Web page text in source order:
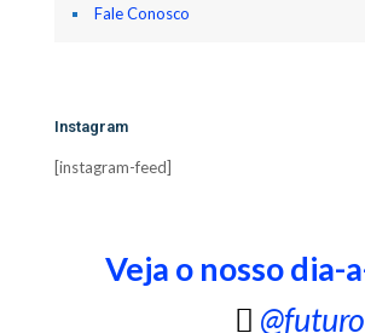
Fale Conosco
Instagram
[instagram-feed]
Veja o nosso dia-